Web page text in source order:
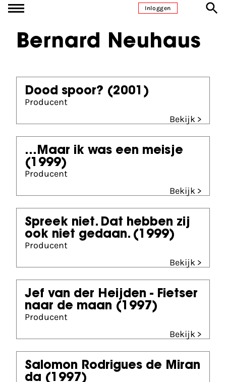
Ga naar inhoudInloggen
Bernard Neuhaus
Dood spoor? (2001)
Producent
Bekijk >
...Maar ik was een meisje
(1999)
Producent
Bekijk >
Spreek niet. Dat hebben zij
ook niet gedaan. (1999)
Producent
Bekijk >
Jef van der Heijden - Fietser
naar de maan (1997)
Producent
Bekijk >
Salomon Rodrigues de Miran
da (1997)